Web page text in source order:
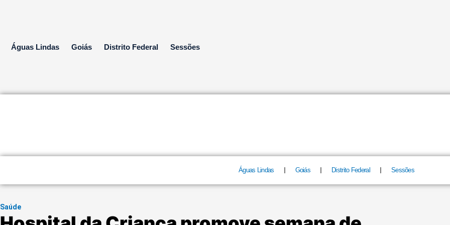
conteúdo
Águas Lindas Goiás Distrito Federal Sessões
Águas Lindas Goiás Distrito Federal Sessões
Saúde